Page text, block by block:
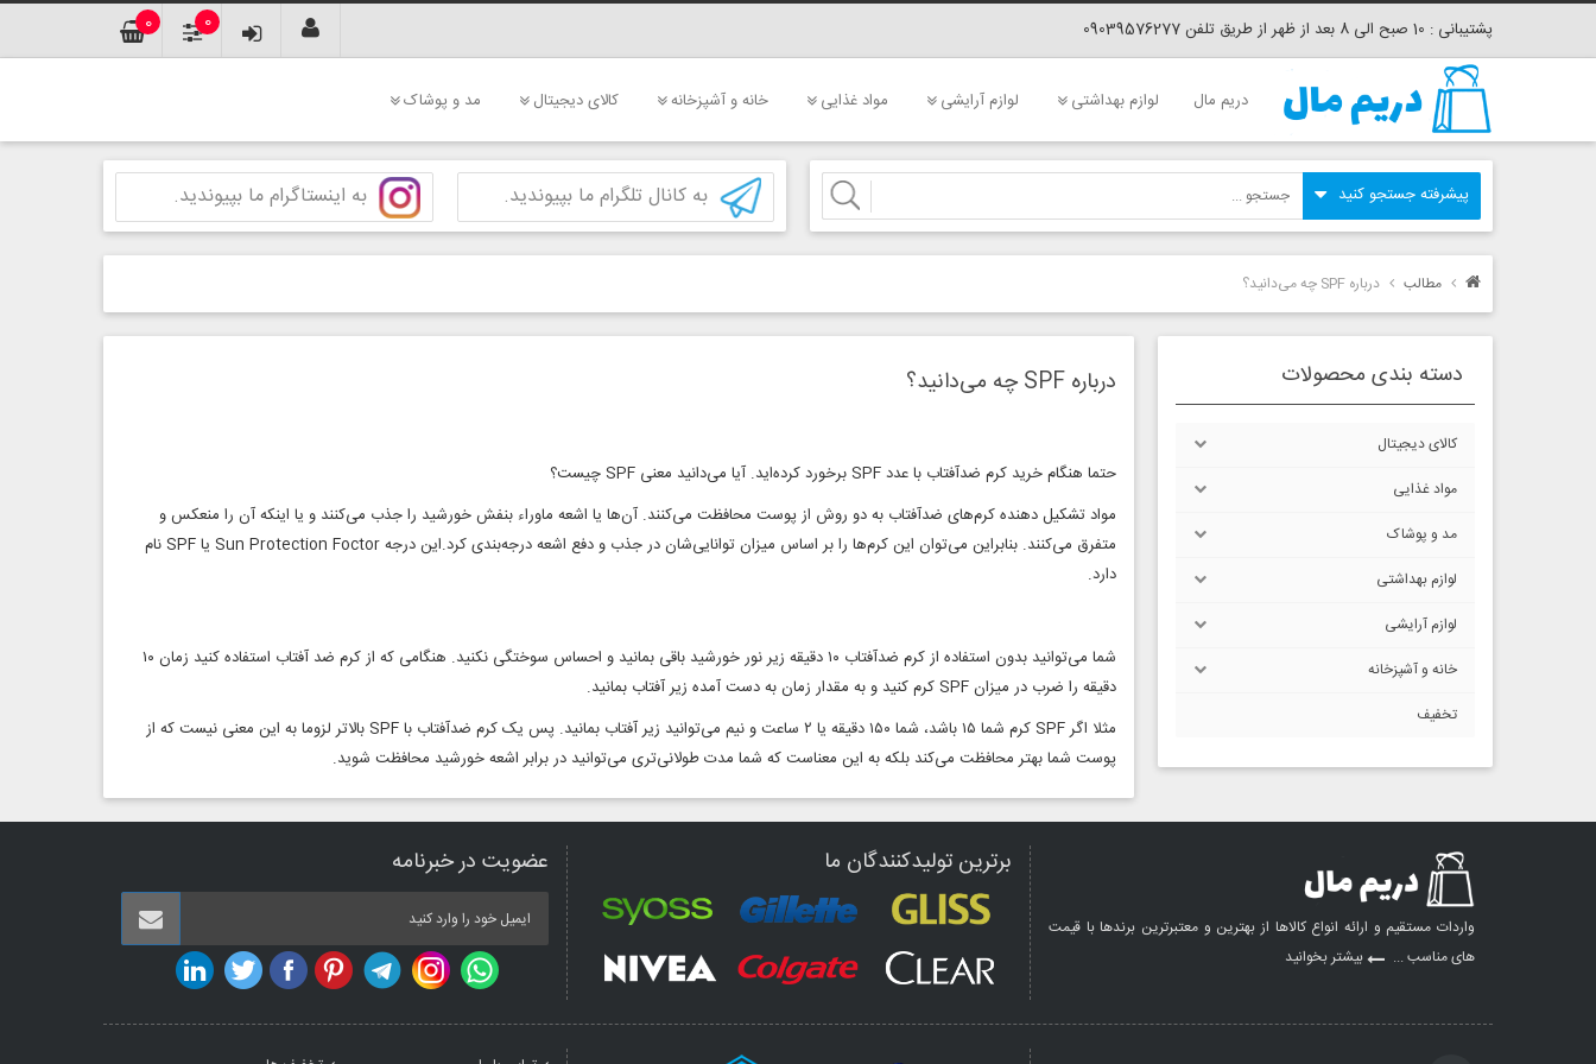
پشتیبانی : 10 صبح الی 8 بعد از ظهر از طریق تلفن 09039576277 0 0
دریم مال لوازم بهداشتی لوازم آرایشی مواد غذایی خانه و آشپزخانه کالای دیجیتال مد و پوشاک
به کانال تلگرام ما بپیوندید. به اینستاگرام ما بپیوندید.
مطالب درباره SPF چه می‌دانید؟
دسته بندی محصولات
کالای دیجیتال
مواد غذایی
مد و پوشاک
لوازم بهداشتی
لوازم آرایشی
خانه و آشپزخانه
تخفیف
درباره SPF چه می‌دانید؟
حتما هنگام خرید کرم ضدآفتاب با عدد SPF برخورد کرده‌اید. آیا می‌دانید معنی SPF چیست؟
مواد تشکیل دهنده کرم‌های ضدآفتاب به دو روش از پوست محافظت می‌کنند. آن‌ها یا اشعه ماوراء بنفش خورشید را جذب می‌کنند و یا اینکه آن را منعکس و
متفرق می‌کنند. بنابراین می‌توان این کرم‌ها را بر اساس میزان توانایی‌شان در جذب و دفع اشعه درجه‌بندی کرد.این درجه Sun Protection Foctor یا SPF نام
دارد.
شما می‌توانید بدون استفاده از کرم ضدآفتاب ۱۰ دقیقه زیر نور خورشید باقی بمانید و احساس سوختگی نکنید. هنگامی که از کرم ضد آفتاب استفاده کنید زمان ۱۰
دقیقه را ضرب در میزان SPF کرم کنید و به مقدار زمان به دست آمده زیر آفتاب بمانید.
مثلا اگر SPF کرم شما ۱۵ باشد، شما ۱۵۰ دقیقه یا ۲ ساعت و نیم می‌توانید زیر آفتاب بمانید. پس یک کرم ضدآفتاب با SPF بالاتر لزوما به این معنی نیست که از
پوست شما بهتر محافظت می‌کند بلکه به این معناست که شما مدت طولانی‌تری می‌توانید در برابر اشعه خورشید محافظت شوید.
واردات مستقیم و ارائه انواع کالاها از بهترین و معتبرترین برندها با قیمت
های مناسب ...
بیشتر بخوانید
برترین تولیدکنندگان ما عضویت در خبرنامه